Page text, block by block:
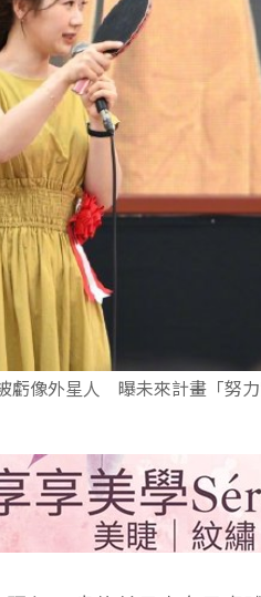
虧像外星人 曝未來計畫「努力